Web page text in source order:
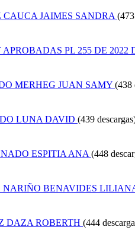
CAUCA JAIMES SANDRA
APROBADAS PL 255 DE 2022
MERHEG JUAN SAMY (438
LUNA DAVID (439
ESPITIA ANA (448
NARIÑO BENAVIDES
DAZA ROBERTH (444